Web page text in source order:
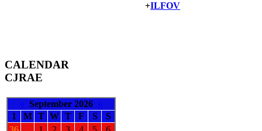
+ILFOV
CALENDAR
CJRAE
September 2026
1
M T W T F S
S